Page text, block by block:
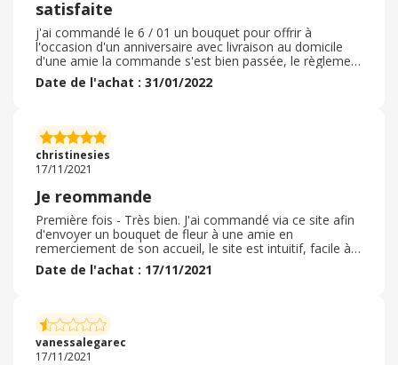
m'auraient-ils informée et remboursée?
satisfaite
j'ai commandé le 6 / 01 un bouquet pour offrir à
l'occasion d'un anniversaire avec livraison au domicile
d'une amie la commande s'est bien passée, le règlement
aussi, mon amie a reçu le bouquet le jour prévu, ( le
lendemain de la commande) l'a trouvé très beau, j'ai pu
site propose ce type de bouquet que le fleuriste prépare
selon son gout avec les fleurs dont il dispose ce jour là) ,
la présentation était soignée, c'était ma première
commande sur ce site, je suis satisfaite
Date de l'achat : 31/01/2022
christinesies
17/11/2021
Je reommande
Première fois - Très bien. J'ai commandé via ce site afin
d'envoyer un bouquet de fleur à une amie en
remerciement de son accueil, le site est intuitif, facile à
la navigation, la commande facile à passer avec des
tarifs très attractifs pour les bouquets, toutefois, je
l'après-midi avec une commande passée l'après-midi
même. On bénéficie d'un prix correct et en plus il nous
rapporte. Que du bonheur. Je recommande à 200%.
Date de l'achat : 17/11/2021
vanessalegarec
17/11/2021